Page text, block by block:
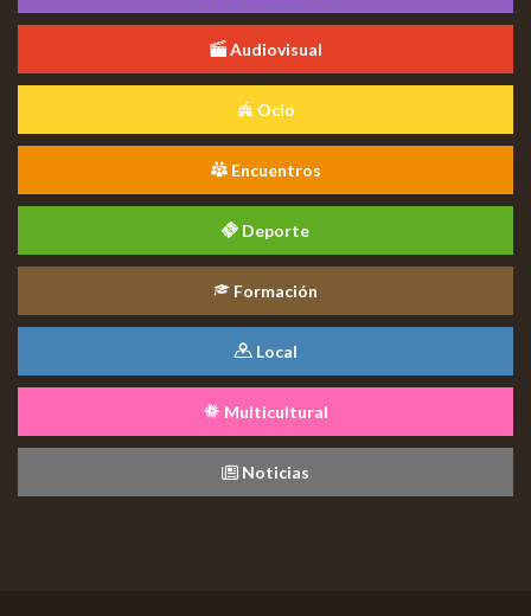
Audiovisual
Ocio
Encuentros
Deporte
Formación
Local
Multicultural
Noticias